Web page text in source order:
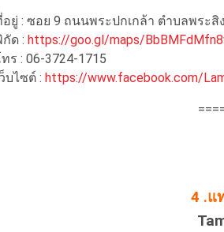
ยู่ : ซอย 9 ถนนพระปกเกล้า ตำบลพระสิ
ด : https://goo.gl/maps/
ร : 06-3724-1715
บไซต์ : https://www.facebook.com/
4 .แ